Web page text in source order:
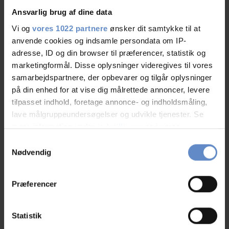
Ansvarlig brug af dine data
Vi og vores 1022 partnere ønsker dit samtykke til at
anvende cookies og indsamle persondata om IP-
adresse, ID og din browser til præferencer, statistik og
marketingformål. Disse oplysninger videregives til vores
samarbejdspartnere, der opbevarer og tilgår oplysninger
på din enhed for at vise dig målrettede annoncer, levere
tilpasset indhold, foretage annonce- og indholdsmåling,
lave målgruppeundersøgelser og udvikle tjenester. Se
mere information underindstillingerog i vores
tilbage eller ændre indstillinger fra vores
"Cookiedeklaration", eller ved at trykke på "Privacy
Indsamle præcise oplysninger om din placering,
Nødvendig
Præferencer
Statistik
Preis-Leistungs-Verhältnis 8,49 von 10
Klik på kortet herunder for at se Danhostel Thyborøn på